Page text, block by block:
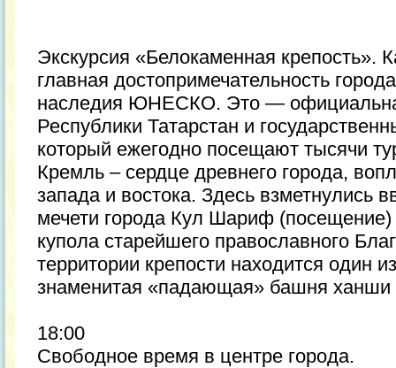
Экскурсия «Белокаменная крепость».
главная достопримечательность
наследия ЮНЕСКО. Это —
Республики Татарстан и
который ежегодно посещают тысячи
Кремль – сердце древнего города,
запада и востока. Здесь взметнулись
мечети города Кул Шариф (посещение)
купола старейшего православного
территории крепости находится один
знаменитая «падающая» башня
18:00
Свободное время в центре города.